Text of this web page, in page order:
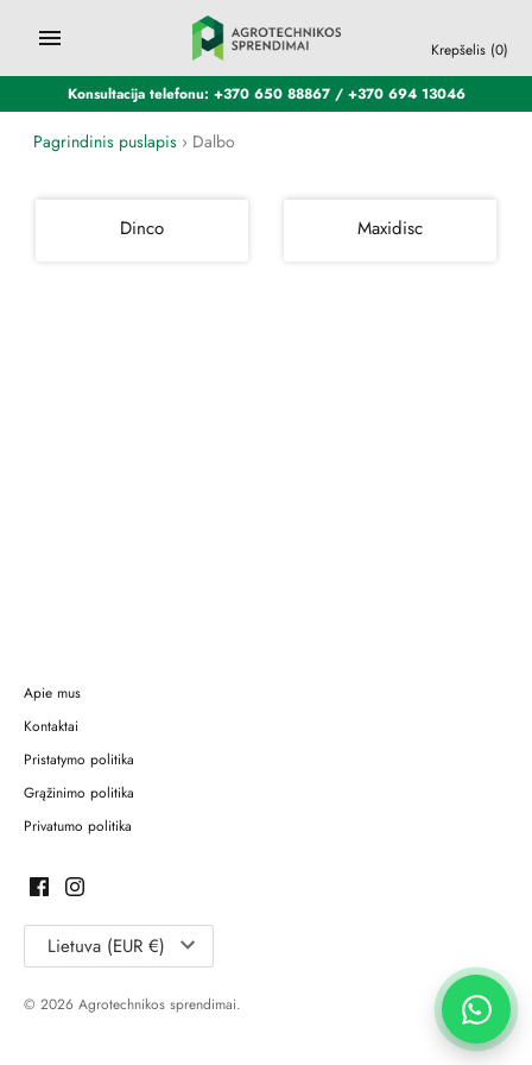
Krepšelis (0)
Konsultacija telefonu: +370 650 88867 / +370 694 13046
Pagrindinis puslapis › Dalbo
Dinco Maxidisc
Apie mus
Kontaktai
Pristatymo politika
Grąžinimo politika
Privatumo politika
Lietuva (EUR €)
© 2026 Agrotechnikos sprendimai.